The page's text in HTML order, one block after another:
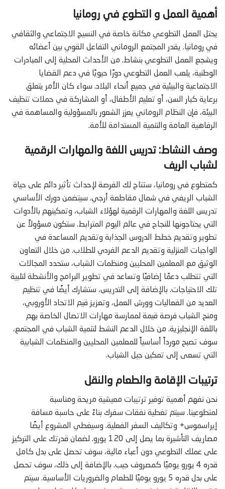
أهمية العمل و التطوع في رومانيا
يحتل العمل التطوعي مكانة خاصة في النسيج الاجتماعي والثقافي
في رومانيا. يقدر المجتمع الروماني التفاعل القوي بين أعضائه
ويشجع العمل التطوعي بنشاط. من الأحداث المحلية إلى المبادرات
الوطنية، يلعب العمل التطوعي دورًا حيويًا في دعم القضايا
الاجتماعية والبيئية في جميع أنحاء البلاد. سواء كان الأمر يتعلق
برعاية كبار السن، أو تعليم الأطفال، أو المشاركة في حملات تنظيف
البيئة، فإن النظام الروماني يعزز الشعور بالمسؤولية والمساهمة في
الرفاهية العامة والتنمية المستدامة للأمة.
وصف النشاط: تدريس اللغة والمهارات الرقمية
لشباب الريف
كمتطوع في رومانيا، ستتاح لك الفرصة لإحداث تأثير دائم على حياة
الشباب الريفي في شمال مقاطعة أرجي. سيتضمن دورك الأساسي
تدريس اللغة والمهارات الرقمية لهؤلاء الشباب، وتمكينهم بالأدوات
التي يحتاجونها للنجاح في عالم اليوم المترابط. ستكون مسؤولاً عن
تطوير وتقديم خطط الدروس الجذابة وتقديم المساعدة في
الواجبات المنزلية وتقديم الدعم الفردي للطلاب. من خلال التعاون
الوثيق مع المعلمين المحليين ومنظمات الشباب، ستحدد المجالات
التي تتطلب دعمًا إضافيًا وتساعد في تطوير البرامج والأنشطة لتلبية
تلك الاحتياجات. بالإضافة إلى التدريس، ستشارك أيضًا في تنظيم
العديد من الفعاليات وورش العمل، وتعزيز قيم الاتحاد الأوروبي،
ومنح الشباب فرصة قيمة لممارسة مهارات الاتصال الخاصة بهم
باللغة الإنجليزية. من خلال الدعم النشط لتنمية الشباب في المجتمع،
سوف تصبح مورداً أساسياً للمعلمين المحليين والمنظمات الشبابية
التي تسعى إلى تمكين جيل الشباب.
ترتيبات الإقامة والطعام والنقل
نحن نفهم أهمية توفير ترتيبات معيشية مريحة ومناسبة
لمتطوعينا. سيتم تغطية نفقات سفرك بناءً على حاسبة مسافة
إيراسموس+ وتكاليف السفر الفعلية. وسيغطي المشروع أيضًا
مصاريف التأشيرة بما يصل إلى 120 يورو. لضمان قدرتك على التركيز
على عملك التطوعي دون أعباء مالية، سوف تحصل على بدل كامل
قدره 4 يورو يوميًا كمصروف جيب. بالإضافة إلى ذلك، سوف تحصل
على بدل قدره 5 يورو يوميًا للطعام والضروريات الأساسية. سيتم